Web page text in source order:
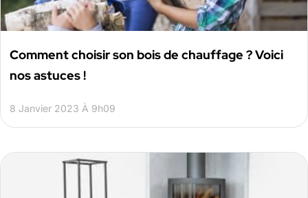
Comment choisir son bois de chauffage ? Voici
nos astuces !
8 Janvier 2023 À 9h09